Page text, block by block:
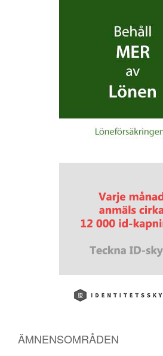
ÄMNENSOMRÅDEN